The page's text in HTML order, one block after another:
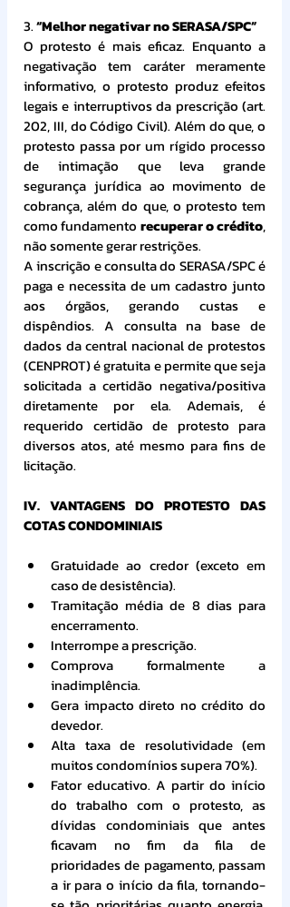
3. “Melhor negativar no SERASA/SPC”
O protesto é mais eficaz. Enquanto a
negativação tem caráter meramente
informativo, o protesto produz efeitos
legais e interruptivos da prescrição (art.
202, III, do Código Civil). Além do que, o
protesto passa por um rígido processo
de intimação que leva grande
segurança jurídica ao movimento de
cobrança, além do que, o protesto tem
como fundamento recuperar o crédito,
não somente gerar restrições.
A inscrição e consulta do SERASA/SPC é
paga e necessita de um cadastro junto
aos órgãos, gerando custas e
dispêndios. A consulta na base de
dados da central nacional de protestos
(CENPROT) é gratuita e permite que seja
solicitada a certidão negativa/positiva
diretamente por ela. Ademais, é
requerido certidão de protesto para
diversos atos, até mesmo para fins de
licitação.
IV. VANTAGENS DO PROTESTO DAS
COTAS CONDOMINIAIS
Gratuidade ao credor (exceto em
caso de desistência).
Tramitação média de 8 dias para
encerramento.
Interrompe a prescrição.
Comprova formalmente a
inadimplência.
Gera impacto direto no crédito do
devedor.
Alta taxa de resolutividade (em
muitos condomínios supera 70%).
Fator educativo. A partir do início
do trabalho com o protesto, as
dívidas condominiais que antes
ficavam no fim da fila de
prioridades de pagamento, passam
a ir para o início da fila, tornando-